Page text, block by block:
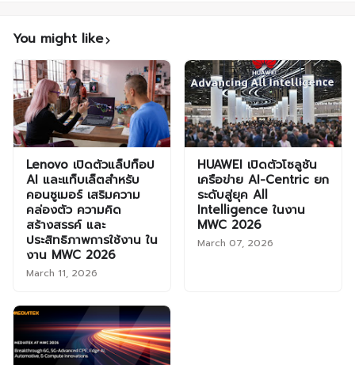
You might like
Lenovo เปิดตัวแล็ปท็อป
AI และแท็บเล็ตสำหรับ
คอนซูเมอร์ เสริมความ
คล่องตัว ความคิด
สร้างสรรค์ และ
ประสิทธิภาพการใช้งาน ใน
งาน MWC 2026
March 11, 2026
HUAWEI เปิดตัวโซลูชัน
เครือข่าย AI-Centric ยก
ระดับสู่ยุค All
Intelligence ในงาน
MWC 2026
March 07, 2026